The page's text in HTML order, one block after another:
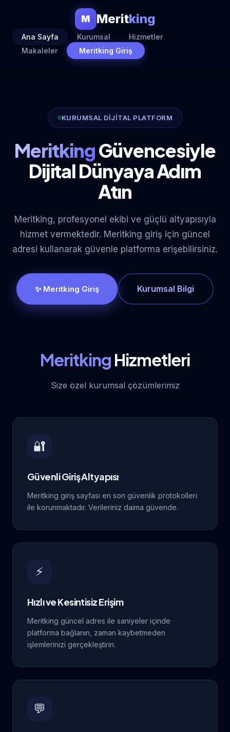
M Meritking
Ana Sayfa Kurumsal
Hizmetler
Makaleler
Meritking Giriş
KURUMSAL DİJİTAL PLATFORM
MeritkingGüvencesiyle
Dijital Dünyaya Adım
Atın
Meritking, profesyonel ekibi ve güçlü altyapısıyla
hizmet vermektedir. Meritking giriş için güncel
adresi kullanarak güvenle platforma erişebilirsiniz.
✨ Meritking Giriş Kurumsal Bilgi
Meritking Hizmetleri
Size özel kurumsal çözümlerimiz
🔐
Güvenli Giriş Altyapısı
Meritking giriş sayfası en son güvenlik protokolleri
ile korunmaktadır. Verileriniz daima güvende.
⚡
Hızlı ve Kesintisiz Erişim
Meritking güncel adres ile saniyeler içinde
platforma bağlanın, zaman kaybetmeden
işlemlerinizi gerçekleştirin.
💬